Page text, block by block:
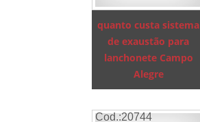
quanto custa sistema
de exaustão para
lanchonete Campo
Alegre
Cod.:20744